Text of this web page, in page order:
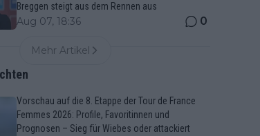
Breggen steigt aus dem Rennen aus
Aug 07, 18:36 0
Mehr Artikel
Vorschau auf die 8. Etappe der Tour de France
Femmes 2026: Profile, Favoritinnen und
Prognosen – Sieg für Wiebes oder attackiert